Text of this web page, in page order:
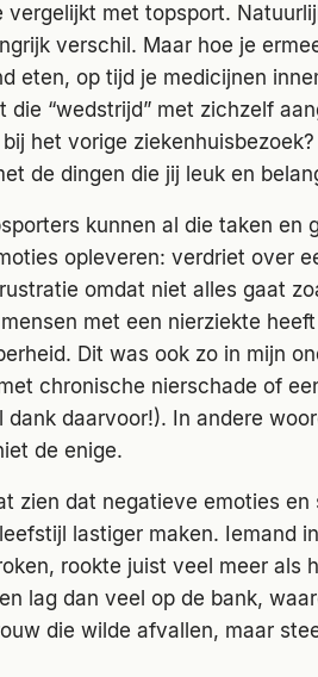
vergelijkt met topsport.
verschil. Maar hoe je
eten, op tijd je medicijnen
die “wedstrijd” met zichzelf
het vorige
de dingen die jij leuk en
kunnen al die taken en
opleveren: verdriet over
omdat niet alles gaat
met een nierziekte
Dit was ook zo in mijn
chronische nierschade of
dank daarvoor!). In andere
de enige.
zien dat negatieve emoties
lastiger maken. Iemand
rookte juist veel meer als
lag dan veel op de bank,
die wilde afvallen, maar